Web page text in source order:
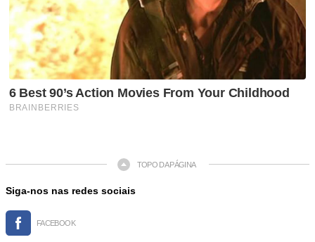
TOPO DA PÁGINA
Siga-nos nas redes sociais
FACEBOOK